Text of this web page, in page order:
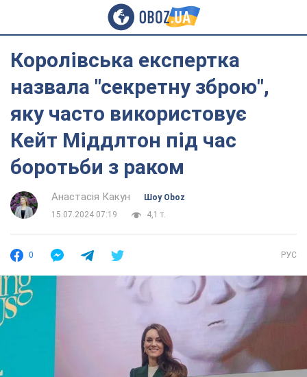
Королівська експертка
назвала "секретну зброю",
яку часто використовує
Кейт Міддлтон під час
боротьби з раком
Анастасія Какун
Шоу Oboz
15.07.2024 07:19
4,1 т.
0 РУС